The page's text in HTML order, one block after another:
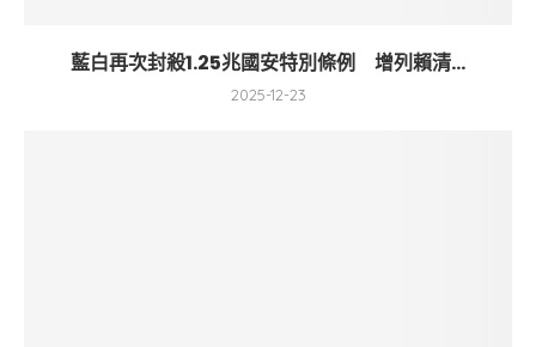
藍白再次封殺1.25兆國安特別條例 增列賴清...
2025-12-23